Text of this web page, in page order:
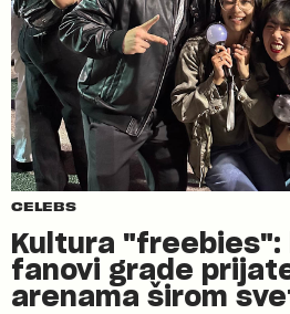
CELEBS
Kultura "freebies":
fanovi grade
arenama širom